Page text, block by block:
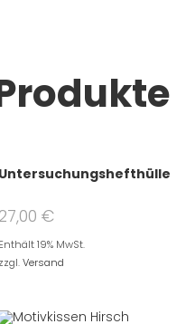
Untersuchungshefthülle
27,00€
Enthält 19% MwSt.
zzgl.Versand